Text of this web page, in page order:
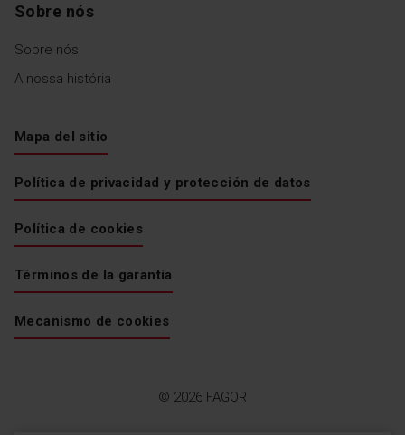
Sobre nós
Sobre nós
A nossa história
© 2026 FAGOR
Mapa del sitio
Política de privacidad y protección de datos
Política de cookies
Términos de la garantía
Mecanismo de cookies